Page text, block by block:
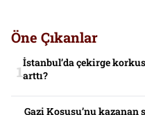
Öne Çıkanlar
İstanbul’da çekirge
arttı?
Gazi Koşusu’nu kazanan